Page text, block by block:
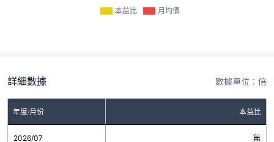
本益比 月均價
詳細數據 數據單位：倍
年度/月份 本益比
2026/07 無